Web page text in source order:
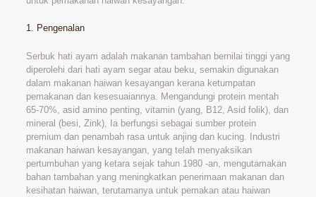
1. Pengenalan
Serbuk hati ayam adalah makanan tambahan bernilai tinggi yang
diperolehi dari hati ayam segar atau beku, semakin digunakan
dalam makanan haiwan kesayangan kerana ketumpatan
pemakanan dan kesesuaiannya. Mengandungi protein mentah
65-70%, asid amino penting, vitamin (yang, B12, Asid folik), dan
mineral (besi, Zink), Ia berfungsi sebagai sumber protein
premium dan penambah rasa untuk anjing dan kucing. Industri
makanan haiwan kesayangan, yang telah menyaksikan
pertumbuhan yang ketara sejak tahun 1980 -an, mengutamakan
bahan tambahan yang meningkatkan penerimaan makanan dan
kesihatan haiwan, terutamanya untuk pemakan atau haiwan